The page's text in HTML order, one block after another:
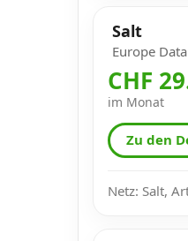
Salt
Europe
CHF
im Monat
Zu den
Netz: Salt,